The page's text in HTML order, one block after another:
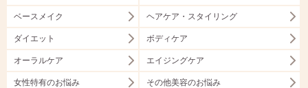
ベースメイク ヘアケア・スタイリング
ダイエット ボディケア
オーラルケア エイジングケア
女性特有のお悩み その他美容のお悩み